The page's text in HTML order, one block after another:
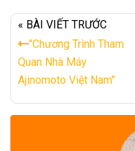
« BÀI VIẾT TRƯỚC
"Chương Trình Tham
Quan Nhà Máy
Ajinomoto Việt Nam"